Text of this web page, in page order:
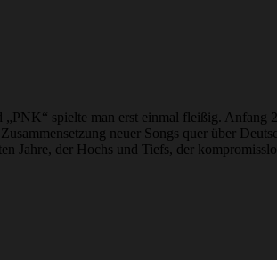
spielte man erst einmal fleißig. Anfang
neuer Songs quer über
Jahre, der Hochs und Tiefs, der